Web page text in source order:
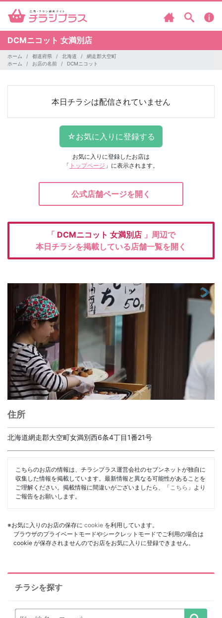
DCMニコット 女満別店
ホーム 都道府県 北海道
網走郡大空町
ホーム
お店の名前 DCMニコット
本日チラシは配信されていません
お気に入りに登録したお店は
「 トップページ 」に表示されます。
公式店舗ページを開く
「 DCMニコット 女満別店 」周辺で
本日チラシを掲載している店舗一覧を開く
住所
北海道網走郡大空町女満別西6条4丁目1番21号
こちらのお店の情報は、チラシプラス運営会社のセブンネットが独自に
収集した情報を掲載しています。最新情報と異なる可能性があることを
ご理解ください。掲載情報に間違いがございましたら、「 こちら 」より
ご報告をお願いします。
※お気に入りのお店の保存に cookie を利用しています。
ブラウザのプライベートモードやシークレットモードでご利用の場合は
cookie が保存されませんのでお店をお気に入りに登録できません。
チラシを探す